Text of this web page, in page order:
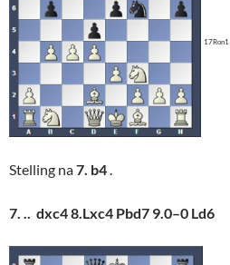
17Ron1
Stelling na7. b4.
7. .. dxc4 8.Lxc4 Pbd7 9.0–0 Ld6